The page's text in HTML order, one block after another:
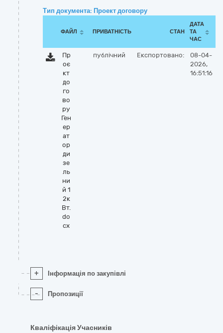
Тип документа: Проект договору
ФАЙЛ ПРИВАТНІСТЬ СТАН
ДАТА
ТА
ЧАС
Пр
оє
кт
до
го
во
ру
Ген
ер
ат
ор
ди
зе
ль
ни
й 1
2к
Вт.
do
cx
публічний Експортовано:
08-04-
2026,
16:51:16
+ Інформація по закупівлі
- Пропозиції
Кваліфікація Учасників